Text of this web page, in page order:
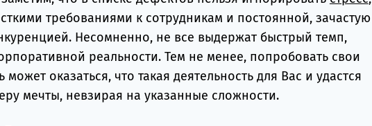
требованиями к сотрудникам и постоянной, зачастую
Несомненно, не все выдержат быстрый темп,
реальности. Тем не менее, попробовать свои
может оказаться, что такая деятельность для Вас и удастся
мечты, невзирая на указанные сложности.